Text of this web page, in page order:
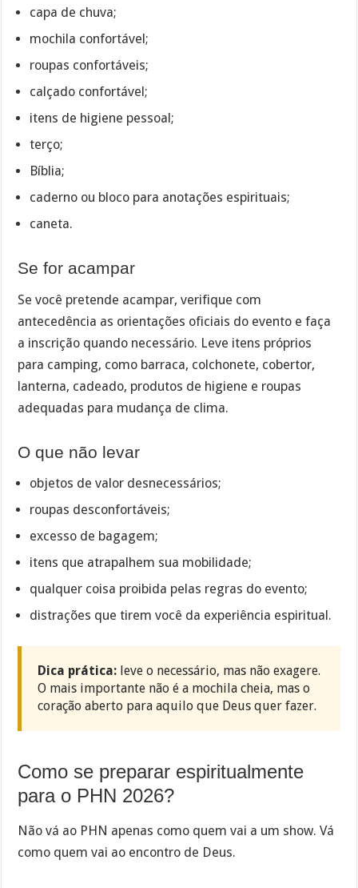
capa de chuva;
mochila confortável;
roupas confortáveis;
calçado confortável;
itens de higiene pessoal;
terço;
Bíblia;
caderno ou bloco para anotações espirituais;
caneta.
Se for acampar
Se você pretende acampar, verifique com
antecedência as orientações oficiais do evento e faça
a inscrição quando necessário. Leve itens próprios
para camping, como barraca, colchonete, cobertor,
lanterna, cadeado, produtos de higiene e roupas
adequadas para mudança de clima.
O que não levar
objetos de valor desnecessários;
roupas desconfortáveis;
excesso de bagagem;
itens que atrapalhem sua mobilidade;
qualquer coisa proibida pelas regras do evento;
distrações que tirem você da experiência espiritual.
Dica prática: leve o necessário, mas não exagere.
O mais importante não é a mochila cheia, mas o
coração aberto para aquilo que Deus quer fazer.
Como se preparar espiritualmente
para o PHN 2026?
Não vá ao PHN apenas como quem vai a um show. Vá
como quem vai ao encontro de Deus.